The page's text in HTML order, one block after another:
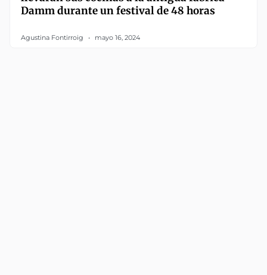
Damm durante un festival de 48 horas
Agustina Fontirroig mayo 16, 2024